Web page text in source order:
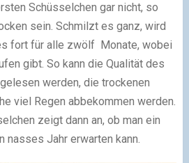
Schüsselchen gar nicht, so
sein. Schmilzt es ganz, wird
fort für alle zwölf Monate, wobei
gibt. So kann die Qualität des
werden, die trockenen
viel Regen abbekommen werden.
zeigt dann an, ob man ein
nasses Jahr erwarten kann.